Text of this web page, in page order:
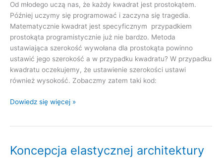
przeraźliwie
chudy
Od młodego uczą nas, że każdy kwadrat jest prostokątem.
Później uczymy się programować i zaczyna się tragedia.
Matematycznie kwadrat jest specyficznym przypadkiem
prostokąta programistycznie już nie bardzo. Metoda
ustawiająca szerokość wywołana dla prostokąta powinno
ustawić jego szerokość a w przypadku kwadratu? W przypadku
kwadratu oczekujemy, że ustawienie szerokości ustawi
również wysokość. Zobaczmy zatem taki kod:
Kwadrat
Liskov
Substitution
Dowiedz się więcej »
Koncepcja elastycznej architektury